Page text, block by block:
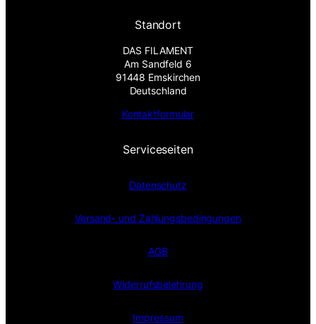
Standort
DAS FILAMENT
Am Sandfeld 6
91448 Emskirchen
Deutschland
Kontaktformular
Serviceseiten
Datenschutz
Versand- und Zahlungsbedingungen
AGB
Widerrufsbelehrung
Impressum